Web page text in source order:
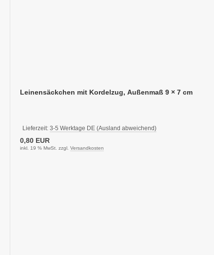
Leinensäckchen mit Kordelzug, Außenmaß 9 × 7 cm
Lieferzeit: 3-5 Werktage DE (Ausland abweichend)
0,80 EUR
inkl. 19 % MwSt. zzgl. Versandkosten